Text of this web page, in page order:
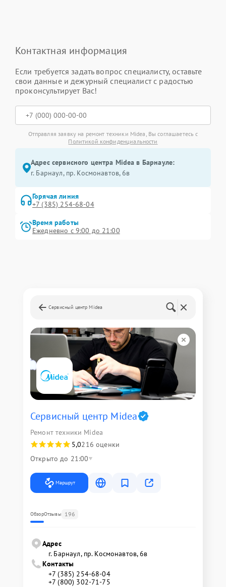
Контактная информация
Если требуется задать вопрос специалисту, оставьте
свои данные и дежурный специалист с радостью
проконсультирует Вас!
Отправляя заявку на ремонт техники Midea, Вы соглашаетесь с
Политикой конфиденциальности
Адрес сервисного центра Midea в Барнауле:
г. Барнаул, ​пр. Космонавтов, 6в
Горячая линия
+7 (385) 254-68-04
Время работы
Ежедневно с 9:00 до 21:00
Сервисный центр Midea
Сервисный центр Midea
Ремонт техники Midea
5,0216 оценки
Открыто до 21:00
Маршрут
ОбзорОтзывы 196
Адрес
г. Барнаул, ​пр. Космонавтов, 6в
Контакты
+7 (385) 254-68-04
+7 (800) 302-71-75